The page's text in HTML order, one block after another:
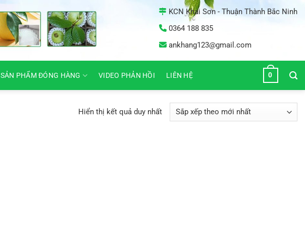
KCN Khai Sơn - Thuận Thành Bắc Ninh
0364 188 835
ankhang123@gmail.com
SẢN PHẨM ĐÓNG HÀNG VIDEO PHẢN HỒI LIÊN HỆ 0
Hiển thị kết quả duy nhất